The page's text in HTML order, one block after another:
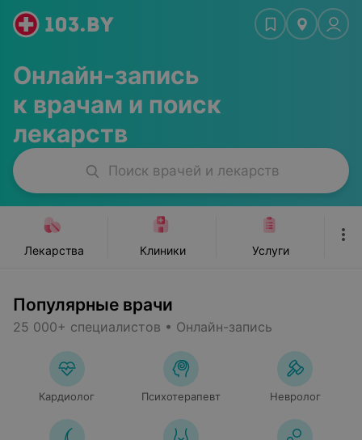
Онлайн-запись
к врачам и поиск
лекарств
Поиск врачей и лекарств
мастера Красота, спорт
Лекарства Клиники Услуги
Популярные врачи
25 000+ специалистов • Онлайн-запись
Кардиолог Психотерапевт Невролог